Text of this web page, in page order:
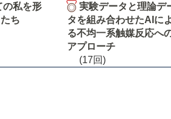
の私を形
ち
実験データと理論デ
タを組み合わせたAIによ
る不均一系触媒反応へ
アプローチ
(17回)